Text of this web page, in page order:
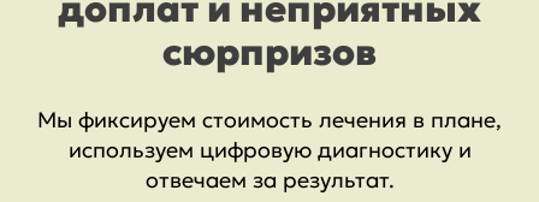
доплат и неприятных
сюрпризов
Мы фиксируем стоимость лечения в плане,
используем цифровую диагностику и
отвечаем за результат.